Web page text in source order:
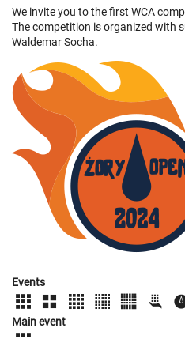
We invite you to the first WCA
The competition is organized with
Waldemar Socha.
Events
Main event